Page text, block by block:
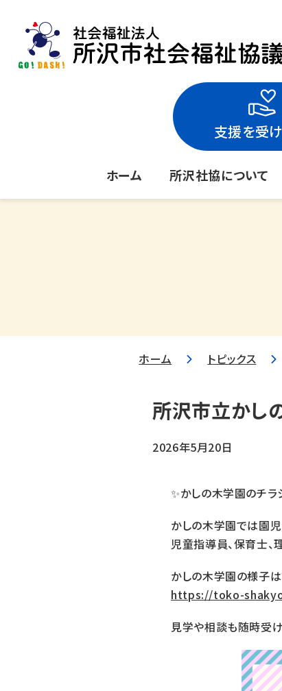
支援を受
ホーム 所沢社協について
ホーム トピックス
所沢市立かし
2026年5月20日
✨かしの木学園のチ
かしの木学園では園児
児童指導員、保育士、
かしの木学園の様子は
https://toko-
見学や相談も随時受け